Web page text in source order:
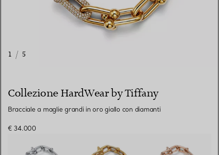
1 / 5
Collezione HardWear by Tiffany
Bracciale a maglie grandi in oro giallo con diamanti
€ 34.000